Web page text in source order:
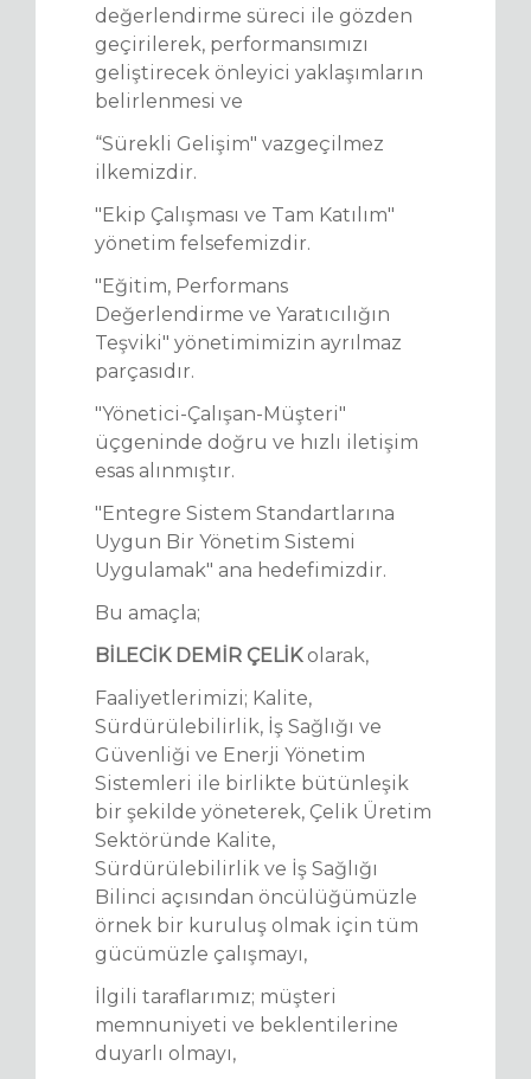
değerlendirme süreci ile gözden
geçirilerek, performansımızı
geliştirecek önleyici yaklaşımların
belirlenmesi ve
“Sürekli Gelişim" vazgeçilmez
ilkemizdir.
"Ekip Çalışması ve Tam Katılım"
yönetim felsefemizdir.
"Eğitim, Performans
Değerlendirme ve Yaratıcılığın
Teşviki" yönetimimizin ayrılmaz
parçasıdır.
"Yönetici-Çalışan-Müşteri"
üçgeninde doğru ve hızlı iletişim
esas alınmıştır.
"Entegre Sistem Standartlarına
Uygun Bir Yönetim Sistemi
Uygulamak" ana hedefimizdir.
Bu amaçla;
BİLECİK DEMİR ÇELİKolarak,
Faaliyetlerimizi; Kalite,
Sürdürülebilirlik, İş Sağlığı ve
Güvenliği ve Enerji Yönetim
Sistemleri ile birlikte bütünleşik
bir şekilde yöneterek, Çelik Üretim
Sektöründe Kalite,
Sürdürülebilirlik ve İş Sağlığı
Bilinci açısından öncülüğümüzle
örnek bir kuruluş olmak için tüm
gücümüzle çalışmayı,
İlgili taraflarımız; müşteri
memnuniyeti ve beklentilerine
duyarlı olmayı,